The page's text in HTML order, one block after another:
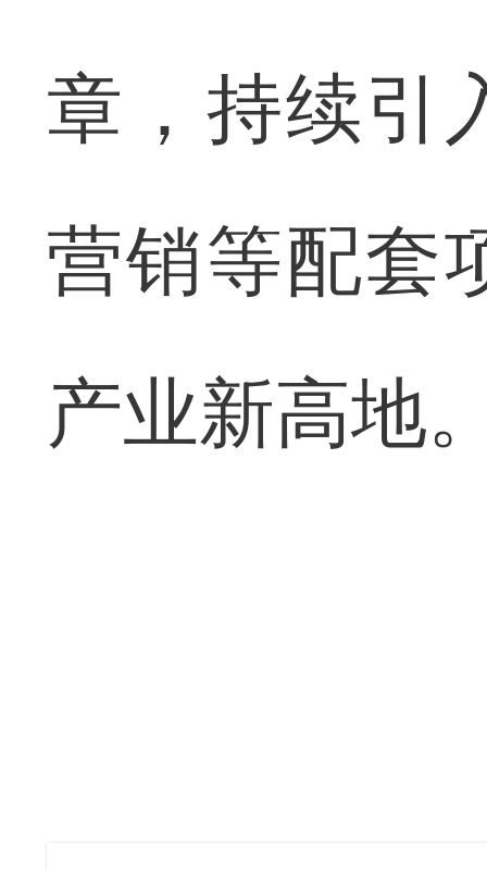
章，持续引
营销等配套
产业新高地